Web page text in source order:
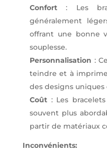
Confort: Les
généralement
offrant une bonne
souplesse.
Personnalisation :
teindre et à
des designs uniques
Coût: Les
souvent plus
partir de matériaux
Inconvénients: